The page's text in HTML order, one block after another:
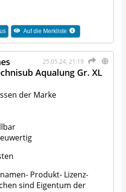
Auf die Merkliste
25.05.24, 21:19
Aqualung Gr. XL
der Marke
Produkt- Lizenz-
sind Eigentum der